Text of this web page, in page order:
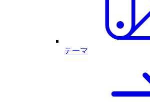
テーマ